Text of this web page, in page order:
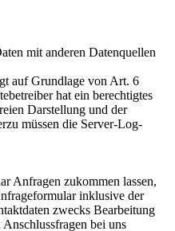
mit anderen Datenquellen
auf Grundlage von Art. 6
hat ein berechtigtes
Darstellung und der
müssen die Server-Log-
Anfragen zukommen lassen,
inklusive der
zwecks Bearbeitung
bei uns